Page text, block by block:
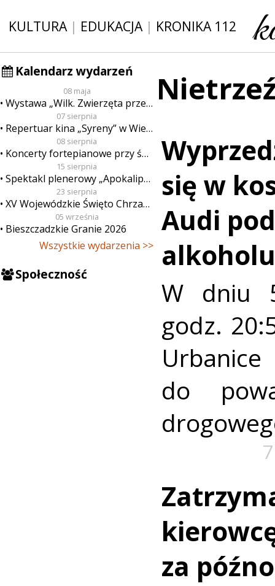
KULTURA| EDUKACJA| KRONIKA 112
Kalendarz wydarzeń
08 maja
Wystawa „Wilk. Zwierzęta przeklęte”
07 sierpnia
Repertuar kina „Syreny” w Wieluniu w dn. od 7 do 13 sierpnia
08 sierpnia
Koncerty fortepianowe przy świecach
15 sierpnia
Spektakl plenerowy „Apokalipsa”
23 sierpnia
XV Wojewódzkie Święto Chrzanu
05 września
Bieszczadzkie Granie 2026
Wszystkie wydarzenia >>
Społeczność
się w
Audi
alkoholu
W dniu
godz.
do
za późno